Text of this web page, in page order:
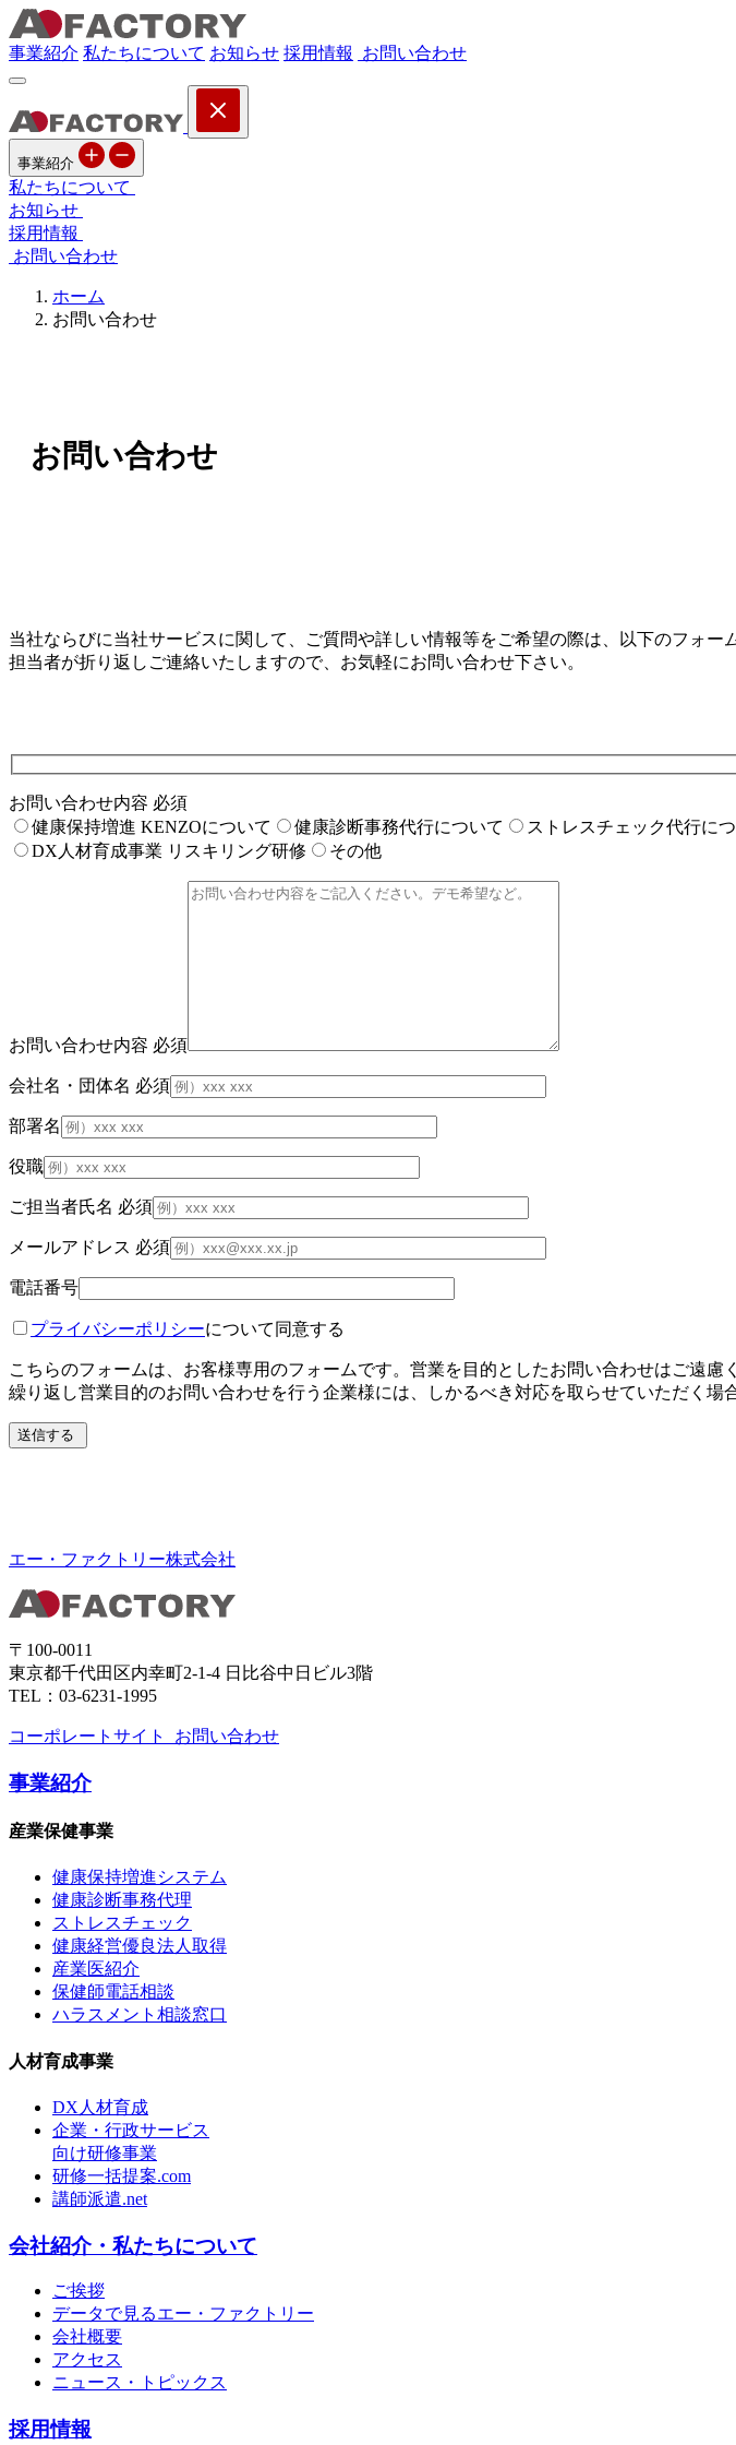
事業紹介 私たちについて お知らせ 採用情報 お問い合わせ
事業紹介
私たちについて
お知らせ
採用情報
お問い合わせ
ホーム
お問い合わせ
お問い合わせ
当社ならびに当社サービスに関して、ご質問や詳しい情報等をご希望の際は、以下のフォー
担当者が折り返しご連絡いたしますので、お気軽にお問い合わせ下さい。
お問い合わせ内容 必須
健康保持増進 KENZOについて
健康診断事務代行について ストレスチェック代行に
DX人材育成事業 リスキリング研修
その他
お問い合わせ内容 必須
会社名・団体名 必須
部署名
役職
ご担当者氏名 必須
メールアドレス 必須
電話番号
プライバシーポリシーについて同意する
こちらのフォームは、お客様専用のフォームです。営業を目的としたお問い合わせはご遠慮
繰り返し営業目的のお問い合わせを行う企業様には、しかるべき対応を取らせていただく場
送信する
エー・ファクトリー株式会社
〒100-0011
東京都千代田区内幸町2-1-4 日比谷中日ビル3階
TEL：03-6231-1995
コーポレートサイト お問い合わせ
事業紹介
産業保健事業
健康保持増進システム
健康診断事務代理
ストレスチェック
健康経営優良法人取得
産業医紹介
保健師電話相談
ハラスメント相談窓口
人材育成事業
DX人材育成
企業・行政サービス
向け研修事業
研修一括提案.com
講師派遣.net
会社紹介・私たちについて
ご挨拶
データで見るエー・ファクトリー
会社概要
アクセス
ニュース・トピックス
採用情報